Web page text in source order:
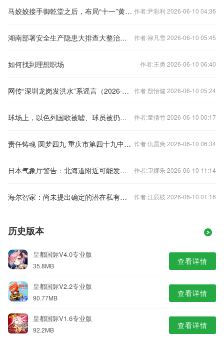
马姣姣接手御乾堂之后，布局“十一”黄金销售期。 作者:尹彩利 2026-06-10 04:36
湖南部署安全生产隐患大排查大整治工作 作者:禄凡雪 2026-06-10 05:45
如何找到理想职场 作者:王勇 2026-06-10 06:40
网传“深圳龙岗发洪水”系谣言（2026·05·22） 作者:殷怡健 2026-06-10 05:24
球场上，以色列国歌被嘘、球员被扔垃圾和鞋 作者:童倩竹 2026-06-10 00:17
责任铸魂 圆梦四九 重庆市第四十九中学校高2026届毕业典礼圆满落幕 作者:仇震爽 2026-06-10 06:34
日本气象厅警告：北海道附近可能发生强震 作者:卫娜乐 2026-06-10 11:14
海尔智家：尚未提出确定的潜在私有化方案 作者:江辰枝 2026-06-10 01:16
历史版本
皇都国际V4.0专业版
35.8MB 查看详情
皇都国际V2.2专业版
90.77MB 查看详情
皇都国际V1.6专业版
92.2MB 查看详情